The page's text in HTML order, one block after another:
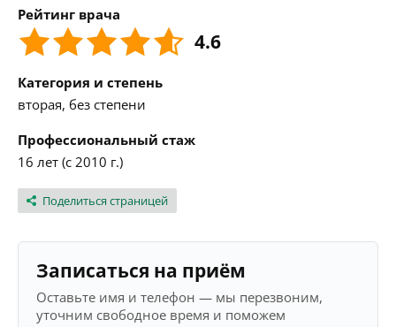
Рейтинг врача
4.6
Категория и степень
вторая, без степени
Профессиональный стаж
16 лет (с 2010 г.)
Поделиться страницей
Записаться на приём
Оставьте имя и телефон — мы перезвоним,
уточним свободное время и поможем